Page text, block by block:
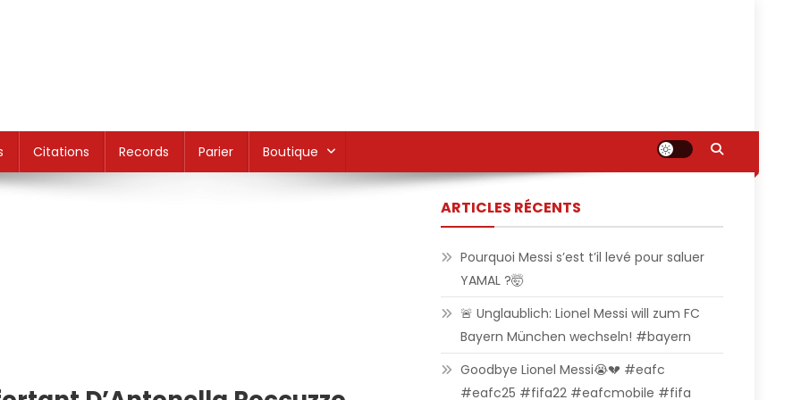
Citations Records Parier Boutique
ARTICLES RÉCENTS
Pourquoi Messi s’est t’il levé pour saluer
YAMAL ?🤯
🚨 Unglaublich: Lionel Messi will zum FC
Bayern München wechseln! #bayern
Goodbye Lionel Messi😭💔 #eafc
#eafc25 #fifa22 #eafcmobile #fifa